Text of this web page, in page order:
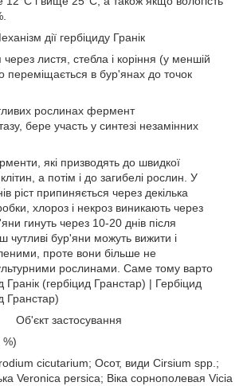
дії гербіциду Гранік
через листя, стебла і коріння (у меншій
переміщається в бур'янах до точок
рослинах фермент
бере участь у синтезі незамінних
які призводять до швидкої
а потім і до загибелі рослин. У
ріст припиняється через декілька
хлороз і некроз виникають через
гинуть через 10-20 днів після
бур'яни можуть вижити і
проте вони більше не
рослинами. Саме тому варто
Гранік (гербіцид Гранстар) | Гербіцид
Гранстар)
Об'єкт застосування
%)
cicutarium; Осот, види Cirsium spp.;
Veronica persica; Віка сорнополевая Vicia